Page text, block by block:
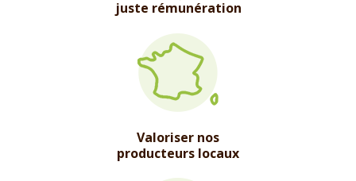
juste rémunération
Valoriser nos
producteurs locaux